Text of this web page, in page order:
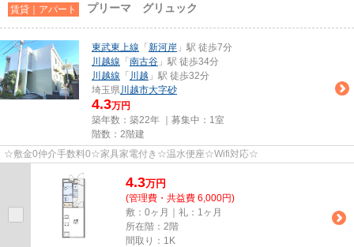
賃貸｜アパート プリーマ グリュック
東武東上線 「 新河岸 」駅 徒歩7分
川越線 「 南古谷 」駅 徒歩34分
川越線 「 川越 」駅 徒歩32分
埼玉県川越市大字砂
4.3万円
築年数：築22年 ｜募集中： 1室
階数：2階建
☆敷金0仲介手数料0☆家具家電付き☆温水便座☆Wifi対応☆
4.3万円
(管理費・共益費 6,000円)
敷：0ヶ月｜礼：1ヶ月
所在階：2階
間取り：1K